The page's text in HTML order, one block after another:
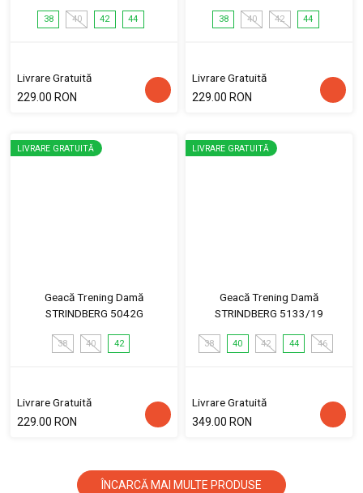
38 40 42 44
Livrare Gratuită
229.00 RON
38 40 42 44
Livrare Gratuită
229.00 RON
LIVRARE GRATUITĂ
Geacă Trening Damă
STRINDBERG 5042G
38 40 42
Livrare Gratuită
229.00 RON
LIVRARE GRATUITĂ
Geacă Trening Damă
STRINDBERG 5133/19
38 40 42 44 46
Livrare Gratuită
349.00 RON
ÎNCARCĂ MAI MULTE PRODUSE